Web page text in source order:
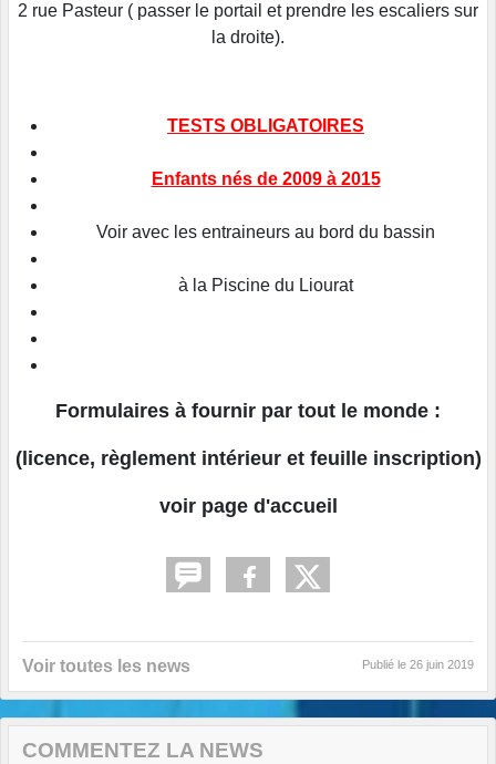
2 rue Pasteur ( passer le portail et prendre les escaliers sur
la droite).
TESTS OBLIGATOIRES
Enfants nés de 2009 à 2015
Voir avec les entraineurs au bord du bassin
à la Piscine du Liourat
Formulaires à fournir par tout le monde :
(licence, règlement intérieur et feuille inscription)
voir page d'accueil
Voir toutes les news Publié le 26 juin 2019
COMMENTEZ LA NEWS